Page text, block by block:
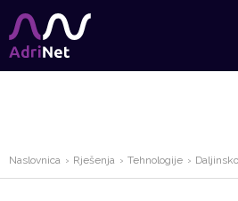
Naslovnica Rješenja Tehnologije